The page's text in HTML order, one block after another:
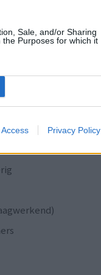
Sale, and/or Sharing
Purposes for which it
Privacy Policy